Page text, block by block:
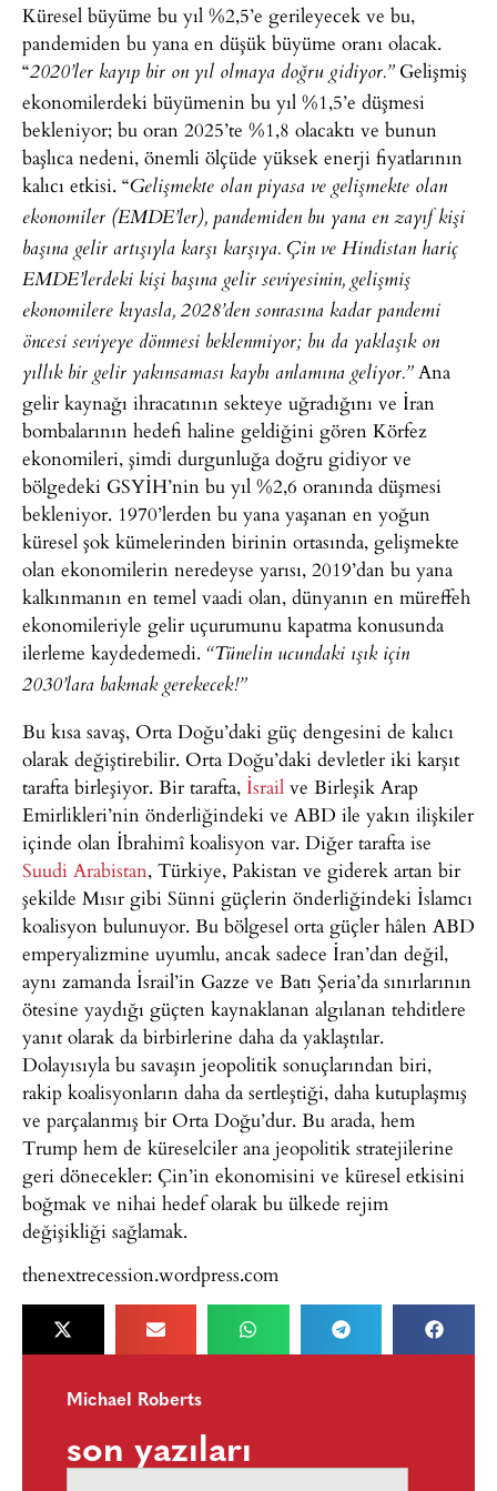
Küresel büyüme bu yıl %2,5’e gerileyecek ve bu,
pandemiden bu yana en düşük büyüme oranı olacak.
“2020’ler kayıp bir on yıl olmaya doğru gidiyor.”Gelişmiş
ekonomilerdeki büyümenin bu yıl %1,5’e düşmesi
bekleniyor; bu oran 2025’te %1,8 olacaktı ve bunun
başlıca nedeni, önemli ölçüde yüksek enerji fiyatlarının
kalıcı etkisi. “Gelişmekte olan piyasa ve gelişmekte olan
ekonomiler (EMDE’ler), pandemiden bu yana en zayıf kişi
başına gelir artışıyla karşı karşıya. Çin ve Hindistan hariç
EMDE’lerdeki kişi başına gelir seviyesinin, gelişmiş
ekonomilere kıyasla, 2028’den sonrasına kadar pandemi
öncesi seviyeye dönmesi beklenmiyor; bu da yaklaşık on
yıllık bir gelir yakınsaması kaybı anlamına geliyor.”Ana
gelir kaynağı ihracatının sekteye uğradığını ve İran
bombalarının hedefi haline geldiğini gören Körfez
ekonomileri, şimdi durgunluğa doğru gidiyor ve
bölgedeki GSYİH’nin bu yıl %2,6 oranında düşmesi
bekleniyor. 1970’lerden bu yana yaşanan en yoğun
küresel şok kümelerinden birinin ortasında, gelişmekte
olan ekonomilerin neredeyse yarısı, 2019’dan bu yana
kalkınmanın en temel vaadi olan, dünyanın en müreffeh
ekonomileriyle gelir uçurumunu kapatma konusunda
ilerleme kaydedemedi. “Tünelin ucundaki ışık için
2030’lara bakmak gerekecek!”
Bu kısa savaş, Orta Doğu’daki güç dengesini de kalıcı
olarak değiştirebilir. Orta Doğu’daki devletler iki karşıt
tarafta birleşiyor. Bir tarafta, İsrail ve Birleşik Arap
Emirlikleri’nin önderliğindeki ve ABD ile yakın ilişkiler
içinde olan İbrahimî koalisyon var. Diğer tarafta ise
Suudi Arabistan, Türkiye, Pakistan ve giderek artan bir
şekilde Mısır gibi Sünni güçlerin önderliğindeki İslamcı
koalisyon bulunuyor. Bu bölgesel orta güçler hâlen ABD
emperyalizmine uyumlu, ancak sadece İran’dan değil,
aynı zamanda İsrail’in Gazze ve Batı Şeria’da sınırlarının
ötesine yaydığı güçten kaynaklanan algılanan tehditlere
yanıt olarak da birbirlerine daha da yaklaştılar.
Dolayısıyla bu savaşın jeopolitik sonuçlarından biri,
rakip koalisyonların daha da sertleştiği, daha kutuplaşmış
ve parçalanmış bir Orta Doğu’dur. Bu arada, hem
Trump hem de küreselciler ana jeopolitik stratejilerine
geri dönecekler: Çin’in ekonomisini ve küresel etkisini
boğmak ve nihai hedef olarak bu ülkede rejim
değişikliği sağlamak.
thenextrecession.wordpress.com
MichaeI Roberts
son yazıları